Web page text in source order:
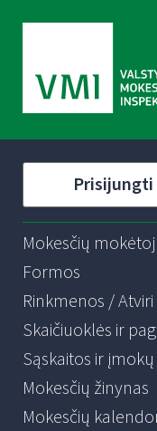
Prisijungti
Mokesčių
Formos
Rinkmenos /
Skaičiuoklės ir
Sąskaitos ir
Mokesčių žinynas
Mokesčių